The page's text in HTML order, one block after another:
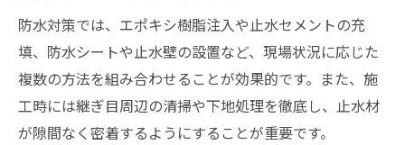
専門業者に依頼する際のチェックポイント
地下 駐車場 水漏れの根本原因と確認手順
地下駐車場水漏れの主な発生原因を徹底解
説
防水対策では、エポキシ樹脂注入や止水セメントの充
填、防水シートや止水壁の設置など、現場状況に応じた
複数の方法を組み合わせることが効果的です。また、施
工時には継ぎ目周辺の清掃や下地処理を徹底し、止水材
が隙間なく密着するようにすることが重要です。